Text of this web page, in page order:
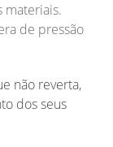
materiais.
de pressão
não reverta,
dos seus